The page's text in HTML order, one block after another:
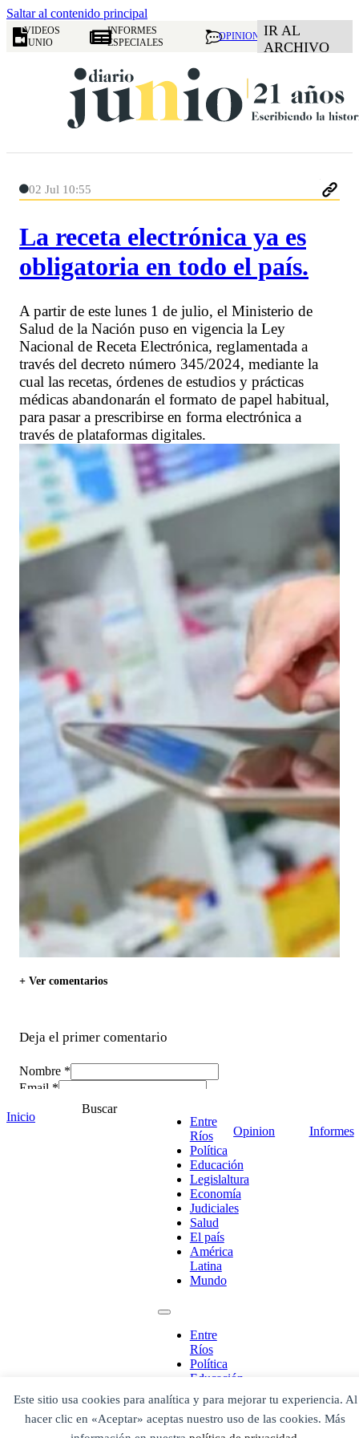
Este sitio usa cookies para analítica y para mejorar tu experiencia. Al
hacer clic en «Aceptar» aceptas nuestro uso de las cookies. Más
Saltar al contenido principal
VIDEOS
JUNIO
INFORMES
ESPECIALES
OPINION IR AL
ARCHIVO
02 Jul 10:55
La receta electrónica ya es
obligatoria en todo el país.
A partir de este lunes 1 de julio, el Ministerio de
Salud de la Nación puso en vigencia la Ley
Nacional de Receta Electrónica, reglamentada a
través del decreto número 345/2024, mediante la
cual las recetas, órdenes de estudios y prácticas
médicas abandonarán el formato de papel habitual,
para pasar a prescribirse en forma electrónica a
través de plataformas digitales.
+ Ver comentarios
Deja el primer comentario
Nombre *
Email *
*
Inicio
Buscar
Entre
Ríos
Política
Educación
Legislaltura
Economía
Judiciales
Salud
El país
América
Latina
Mundo
Entre
Ríos
Política
Educación
Legislaltura
Economía
Judiciales
Opinion Informes
¡Ponete en contacto!
Escribe aquí abajo lo que desees buscar
luego presiona el botón "buscar"